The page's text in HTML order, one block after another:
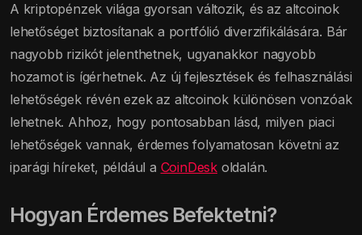
A kriptopénzek világa gyorsan változik, és az altcoinok
lehetőséget biztosítanak a portfólió diverzifikálására. Bár
nagyobb rizikót jelenthetnek, ugyanakkor nagyobb
hozamot is ígérhetnek. Az új fejlesztések és felhasználási
lehetőségek révén ezek az altcoinok különösen vonzóak
lehetnek. Ahhoz, hogy pontosabban lásd, milyen piaci
lehetőségek vannak, érdemes folyamatosan követni az
iparági híreket, például a CoinDesk oldalán.
Hogyan Érdemes Befektetni?